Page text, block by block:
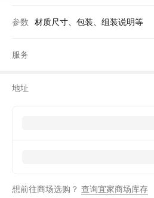
参数 材质尺寸、包装、组装说明等
服务
地址
想前往商场选购？ 查询宜家商场库存